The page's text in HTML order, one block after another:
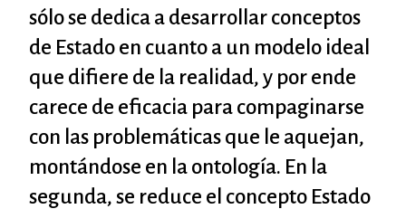
sólo se dedica a desarrollar conceptos
de Estado en cuanto a un modelo ideal
que difiere de la realidad, y por ende
carece de eficacia para compaginarse
con las problemáticas que le aquejan,
montándose en la ontología. En la
segunda, se reduce el concepto Estado